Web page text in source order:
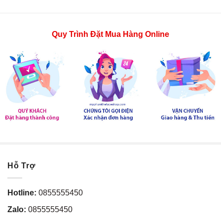
Quy Trình Đặt Mua Hàng Online
Hỗ Trợ
Hotline: 0855555450
Zalo: 0855555450